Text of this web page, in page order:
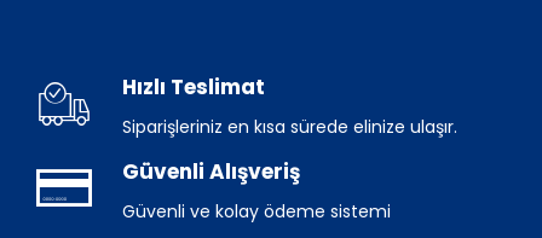
Hızlı Teslimat
Siparişleriniz en kısa sürede elinize ulaşır.
Güvenli Alışveriş
Güvenli ve kolay ödeme sistemi